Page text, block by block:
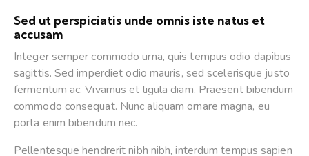
Sed ut perspiciatis unde omnis iste natus et
accusam
Integer semper commodo urna, quis tempus odio dapibus
sagittis. Sed imperdiet odio mauris, sed scelerisque justo
fermentum ac. Vivamus et ligula diam. Praesent bibendum
commodo consequat. Nunc aliquam ornare magna, eu
porta enim bibendum nec.
Pellentesque hendrerit nibh nibh, interdum tempus sapien